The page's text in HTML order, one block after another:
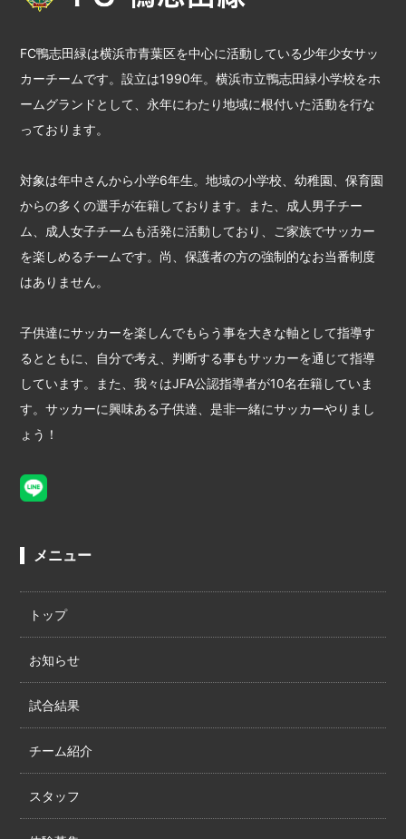
FC鴨志田緑は横浜市青葉区を中心に活動している少年少女サッ
カーチームです。設立は1990年。横浜市立鴨志田緑小学校をホ
ームグランドとして、永年にわたり地域に根付いた活動を行な
っております。
対象は年中さんから小学6年生。地域の小学校、幼稚園、保育園
からの多くの選手が在籍しております。また、成人男子チー
ム、成人女子チームも活発に活動しており、ご家族でサッカー
を楽しめるチームです。尚、保護者の方の強制的なお当番制度
はありません。
子供達にサッカーを楽しんでもらう事を大きな軸として指導す
るとともに、自分で考え、判断する事もサッカーを通じて指導
しています。また、我々はJFA公認指導者が10名在籍していま
す。サッカーに興味ある子供達、是非一緒にサッカーやりまし
ょう！
メニュー
トップ
お知らせ
試合結果
チーム紹介
スタッフ